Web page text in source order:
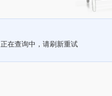
正在查询中，请刷新重试